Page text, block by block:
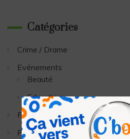
Catégories
Crime / Drame
Evénements
Beauté
Education
People
Politique